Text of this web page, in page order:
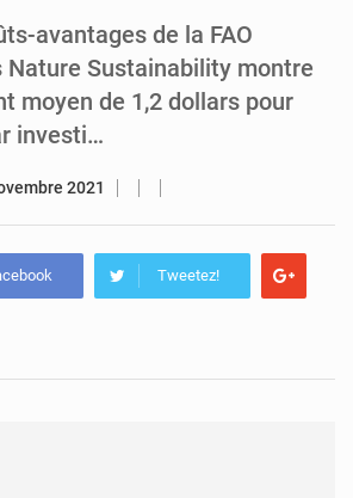
avantages de la FAO
Nature Sustainability montre
moyen de 1,2 dollars pour
investi…
2021
Tweetez!